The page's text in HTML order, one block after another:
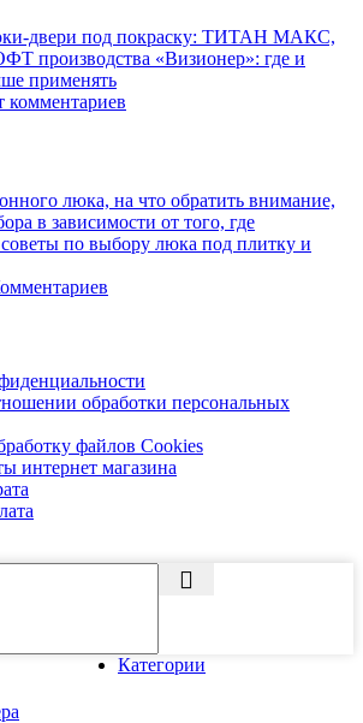
двери под покраску: ТИТАН МАКС,
«Визионер»: где и
применять
комментариев
люка, на что обратить внимание,
в зависимости от того, где
советы по выбору люка под плитку и
обработки персональных
файлов Cookies
интернет магазина
Категории